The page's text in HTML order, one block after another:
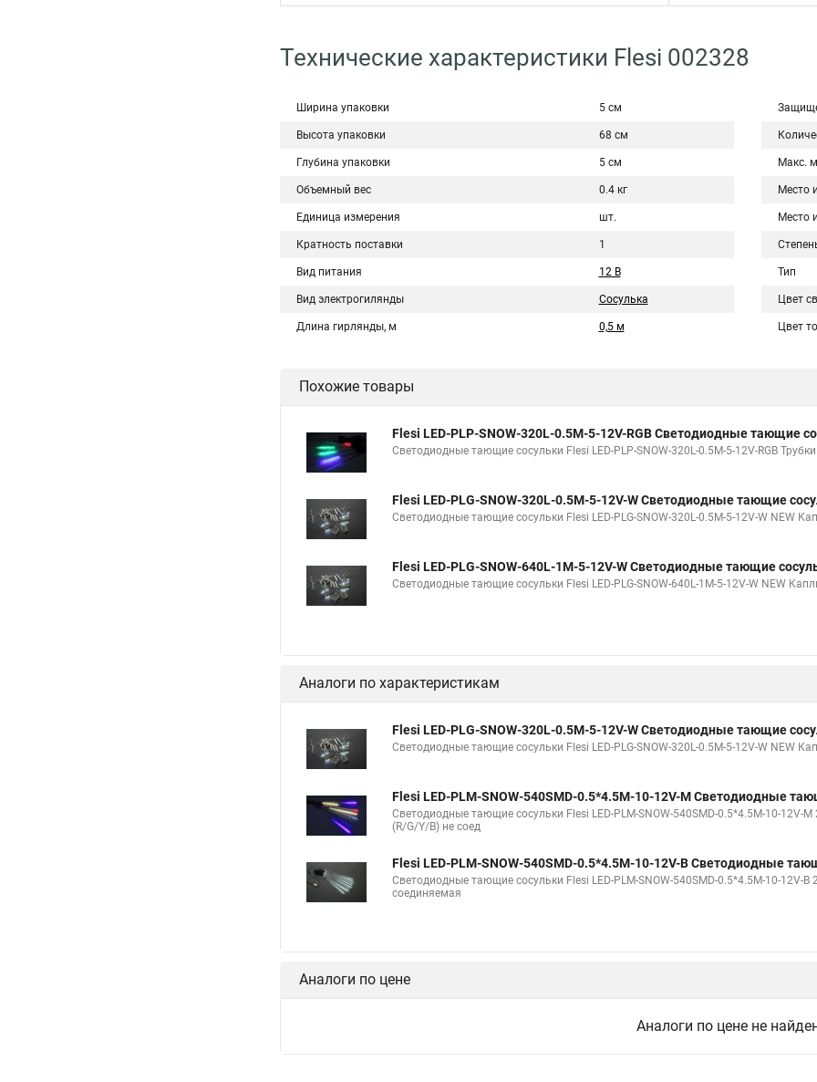
Технические характеристики Flesi 002328
Ширина упаковки 5 см
Высота упаковки 68 см
Глубина упаковки 5 см
Объемный вес 0.4 кг
Единица измерения шт.
Кратность поставки 1
Вид питания 12 В
Вид электрогилянды Сосулька
Длина гирлянды, м 0,5 м
Макс.
Место
Место
Тип
Цвет
Цвет
Похожие товары
Flesi LED-PLP-SNOW-320L-0.5M-5-12V-RGB Светодиодные тающие
Светодиодные тающие сосульки Flesi LED-PLP-SNOW-320L-0.5M-5-12V-RGB
Flesi LED-PLG-SNOW-320L-0.5M-5-12V-W Светодиодные тающие
Светодиодные тающие сосульки Flesi LED-PLG-SNOW-320L-0.5M-5-12V-W NEW
Flesi LED-PLG-SNOW-640L-1M-5-12V-W Светодиодные тающие
Светодиодные тающие сосульки Flesi LED-PLG-SNOW-640L-1M-5-12V-W NEW
Аналоги по характеристикам
Flesi LED-PLG-SNOW-320L-0.5M-5-12V-W Светодиодные тающие
Светодиодные тающие сосульки Flesi LED-PLG-SNOW-320L-0.5M-5-12V-W NEW
Flesi LED-PLM-SNOW-540SMD-0.5*4.5M-10-12V-M Светодиодные
Светодиодные тающие сосульки Flesi LED-PLM-SNOW-540SMD-0.5*4.5M-10-
(R/G/Y/B) не соед
Flesi LED-PLM-SNOW-540SMD-0.5*4.5M-10-12V-B Светодиодные
Светодиодные тающие сосульки Flesi LED-PLM-SNOW-540SMD-0.5*4.5M-10-12V-
соединяемая
Аналоги по цене
Аналоги по цене не